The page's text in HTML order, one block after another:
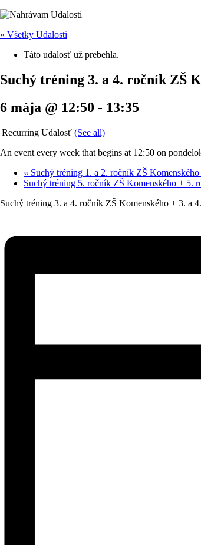
« Všetky Udalosti
Táto udalosť už prebehla.
Suchý tréning 3. a 4. ročník ZŠ
6 mája @ 12:50 - 13:35
|Recurring Udalosť (See all)
An event every week that begins at 12:50 on
« Suchý tréning 1. a 2. ročník ZŠ
Suchý tréning 5. ročník ZŠ Komenského + 5.
Suchý tréning 3. a 4. ročník ZŠ Komenského + 3. a